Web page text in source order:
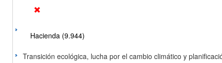
Hacienda (9.944)
Transición ecológica, lucha por el cambio climático y